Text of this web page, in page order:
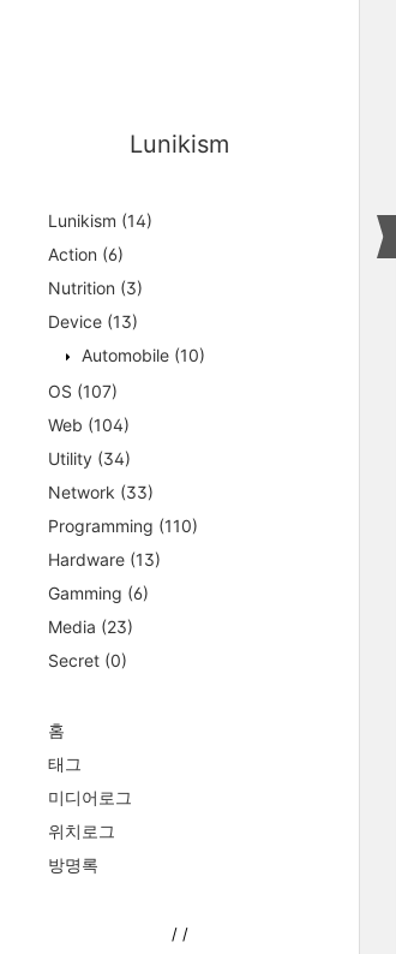
Lunikism
Lunikism (14)
Action (6)
Nutrition (3)
Device (13)
Automobile (10)
OS (107)
Web (104)
Utility (34)
Network (33)
Programming (110)
Hardware (13)
Gamming (6)
Media (23)
Secret (0)
홈
태그
미디어로그
위치로그
방명록
/ /